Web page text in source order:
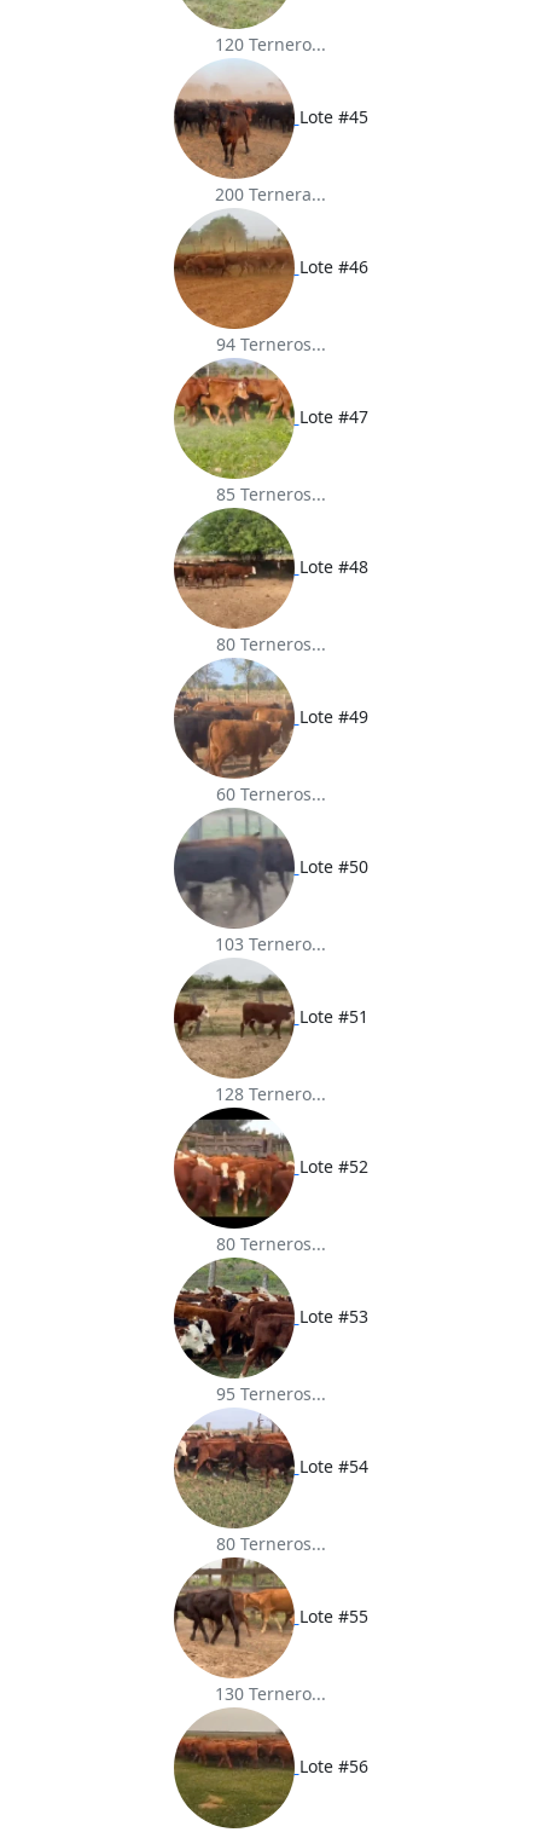
120 Ternero...
Lote #45
200 Ternera...
Lote #46
94 Terneros...
Lote #47
85 Terneros...
Lote #48
80 Terneros...
Lote #49
60 Terneros...
Lote #50
103 Ternero...
Lote #51
128 Ternero...
Lote #52
80 Terneros...
Lote #53
95 Terneros...
Lote #54
80 Terneros...
Lote #55
130 Ternero...
Lote #56